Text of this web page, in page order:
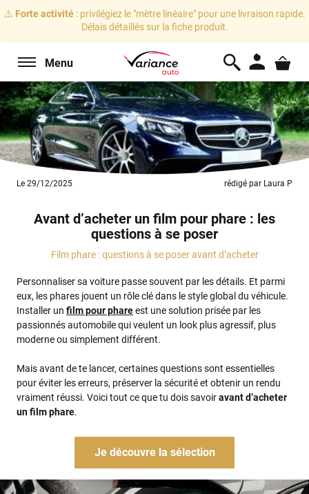
⚠️ Forte activité: privilégiez le "mètre linéaire" pour une livraison rapide.
Délais détaillés sur la fiche produit.
Menu
Le 29/12/2025 rédigé par Laura P
Avant d’acheter un film pour phare : les
questions à se poser
Film phare : questions à se poser avant d’acheter
Personnaliser sa voiture passe souvent par les détails. Et parmi
eux, les phares jouent un rôle clé dans le style global du véhicule.
Installer un film pour phareest une solution prisée par les
passionnés automobile qui veulent un look plus agressif, plus
moderne ou simplement différent.
Mais avant de te lancer, certaines questions sont essentielles
pour éviter les erreurs, préserver la sécurité et obtenir un rendu
vraiment réussi. Voici tout ce que tu dois savoiravant d’acheter
un film phare.
Je découvre la sélection